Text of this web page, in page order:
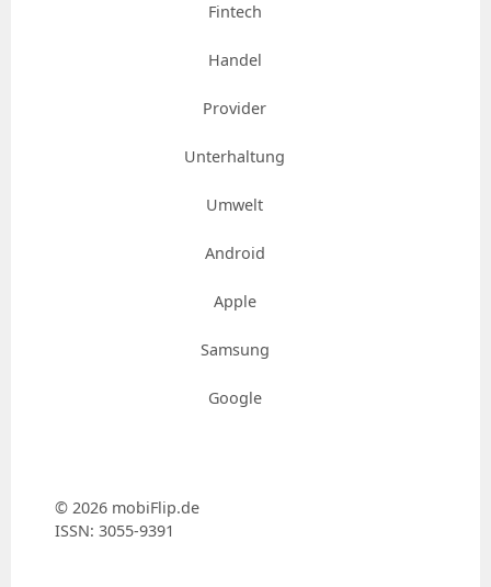
Fintech
Handel
Provider
Unterhaltung
Umwelt
Android
Apple
Samsung
Google
© 2026 mobiFlip.de
ISSN: 3055-9391